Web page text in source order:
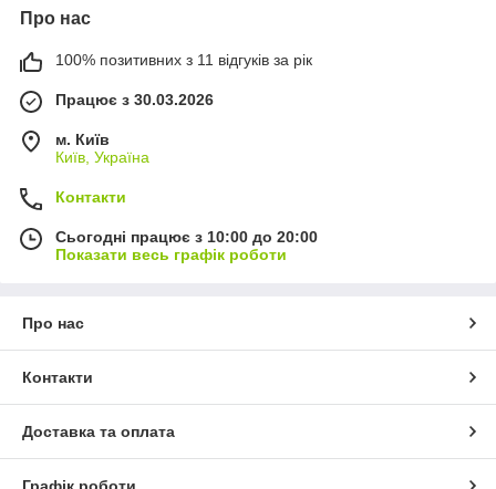
Про нас
100% позитивних з 11 відгуків за рік
Працює з 30.03.2026
м. Київ
Київ, Україна
Контакти
Сьогодні працює з 10:00 до 20:00
Показати весь графік роботи
Про нас
Контакти
Доставка та оплата
Графік роботи